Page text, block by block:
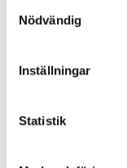
Nödvändig
Inställningar
Statistik
Om HNS
Kontakta oss